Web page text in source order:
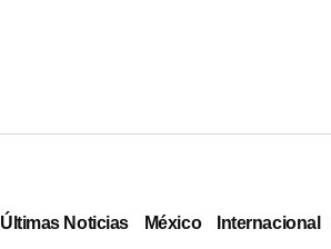
Últimas Noticias México Internacional